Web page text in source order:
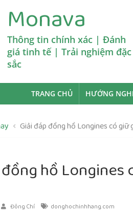
Monava
Thông tin chính xác | Đánh
giá tinh tế | Trải nghiệm đặc
sắc
TRANG CHỦ HƯỚNG
Giải đáp đồng hồ Longines có
hồ
Đông Chí donghochinhhang.com